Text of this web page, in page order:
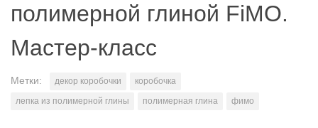
полимерной глиной FiMO.
Мастер-класс
Метки: декор коробочки
коробочка
лепка из полимерной глины
полимерная глина фимо